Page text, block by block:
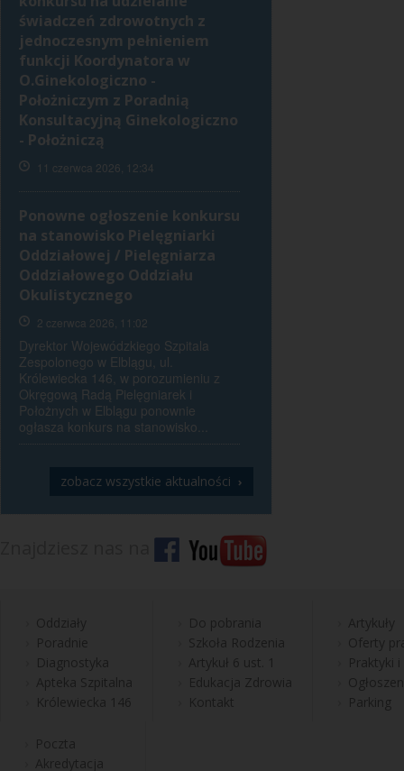
świadczeń zdrowotnych z
jednoczesnym pełnieniem
funkcji Koordynatora w
O.Ginekologiczno -
Położniczym z Poradnią
Konsultacyjną Ginekologiczno
- Położniczą
11 czerwca 2026, 12:34
Ponowne ogłoszenie konkursu
na stanowisko Pielęgniarki
Oddziałowej / Pielęgniarza
Oddziałowego Oddziału
Okulistycznego
2 czerwca 2026, 11:02
Dyrektor Wojewódzkiego Szpitala
Zespolonego w Elblągu, ul.
Królewiecka 146, w porozumieniu z
Okręgową Radą Pielęgniarek i
Położnych w Elblągu ponownie
ogłasza konkurs na stanowisko...
zobacz wszystkie aktualności ›
Oddziały
Poradnie
Diagnostyka
Apteka Szpitalna
Królewiecka 146
Do pobrania
Szkoła Rodzenia
Artykuł 6 ust. 1
Edukacja Zdrowia
Kontakt
Artykuły
Oferty
Praktyki
Parking
Poczta
Akredytacja